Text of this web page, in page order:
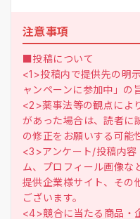
注意事項
■投稿について
<1>投稿内で提供先の明
ャンペーンに参加中」の
<2>薬事法等の観点によ
があった場合は、読者に
の修正をお願いする可能
<3>アンケート/投稿内容
ム、プロフィール画像な
提供企業様サイト、その
ございます。
<4>競合に当たる商品・